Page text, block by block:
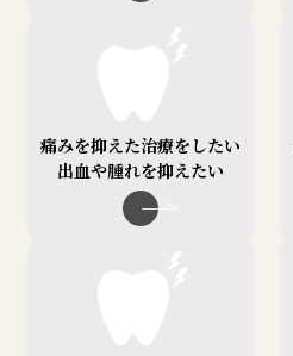
痛みを抑えた治療をしたい
出血や腫れを抑えたい